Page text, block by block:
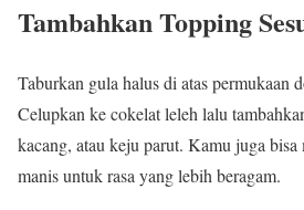
Tambahkan Topping
Taburkan gula halus di atas permukaan
Celupkan ke cokelat leleh lalu
kacang, atau keju parut. Kamu juga
manis untuk rasa yang lebih beragam.